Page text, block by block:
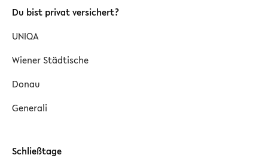
Du bist privat versichert?
UNIQA
Wiener Städtische
Donau
Generali
Schließtage